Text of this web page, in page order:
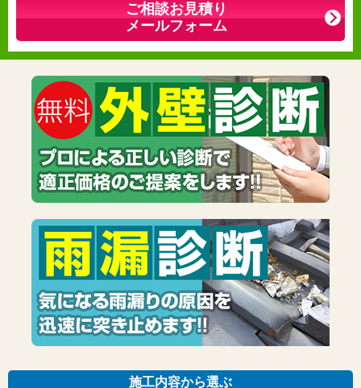
ご相談お見積り
メールフォーム
施工内容から選ぶ